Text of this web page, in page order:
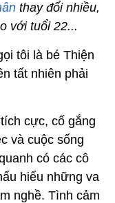
thay đổi nhiều,
với tuổi 22...
tôi là bé Thiện
tất nhiên phải
cực, cố gắng
và cuộc sống
có các cô
hiểu những va
nghề. Tình cảm